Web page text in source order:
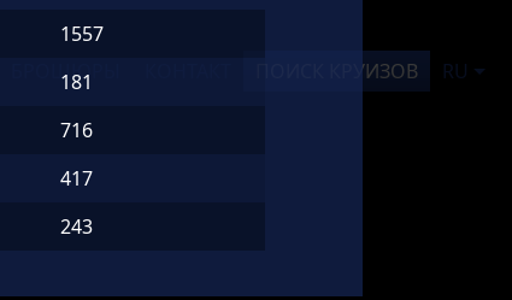
БРОШЮРЫ ПОИСК КРУИЗОВ RU
1557
181
716
417
243